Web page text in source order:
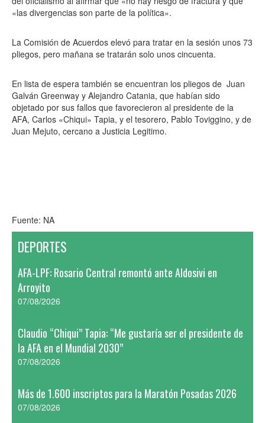
«las divergencias son parte de la política».
La Comisión de Acuerdos elevó para tratar en la sesión unos 73
pliegos, pero mañana se tratarán solo unos cincuenta.
En lista de espera también se encuentran los pliegos de Juan
Galván Greenway y Alejandro Catania, que habían sido
objetado por sus fallos que favorecieron al presidente de la
AFA, Carlos «Chiqui» Tapia, y el tesorero, Pablo Toviggino, y de
Juan Mejuto, cercano a Justicia Legitimo.
Fuente: NA
DEPORTES
AFA-LPF: Rosario Central remontó ante Aldosivi en
Arroyito
07/08/2026
Claudio “Chiqui” Tapia: “Me gustaría ser el presidente de
la AFA en el Mundial 2030”
07/08/2026
Más de 1.600 inscriptos para la Maratón Posadas 2026
07/08/2026